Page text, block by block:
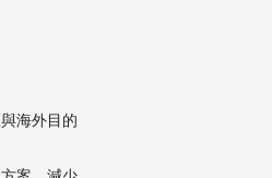
海外目的